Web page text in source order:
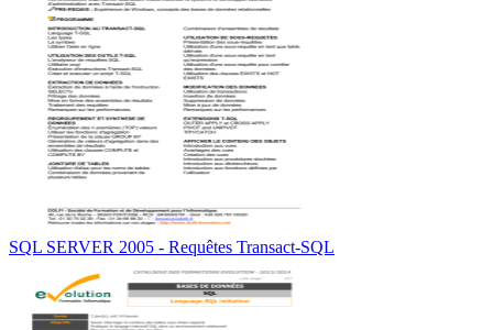
SQL SERVER 2005 - Requêtes Transact-SQL